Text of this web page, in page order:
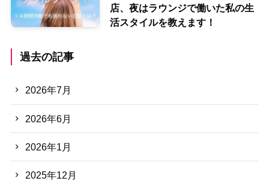
店、夜はラウンジで働いた私の生
活スタイルを教えます！
過去の記事
2026年7月
2026年6月
2026年1月
2025年12月